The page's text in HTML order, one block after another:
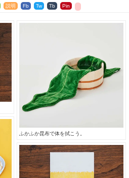
説明 Fb Tw Tb Pin
ふかふか昆布で体を拭こう。